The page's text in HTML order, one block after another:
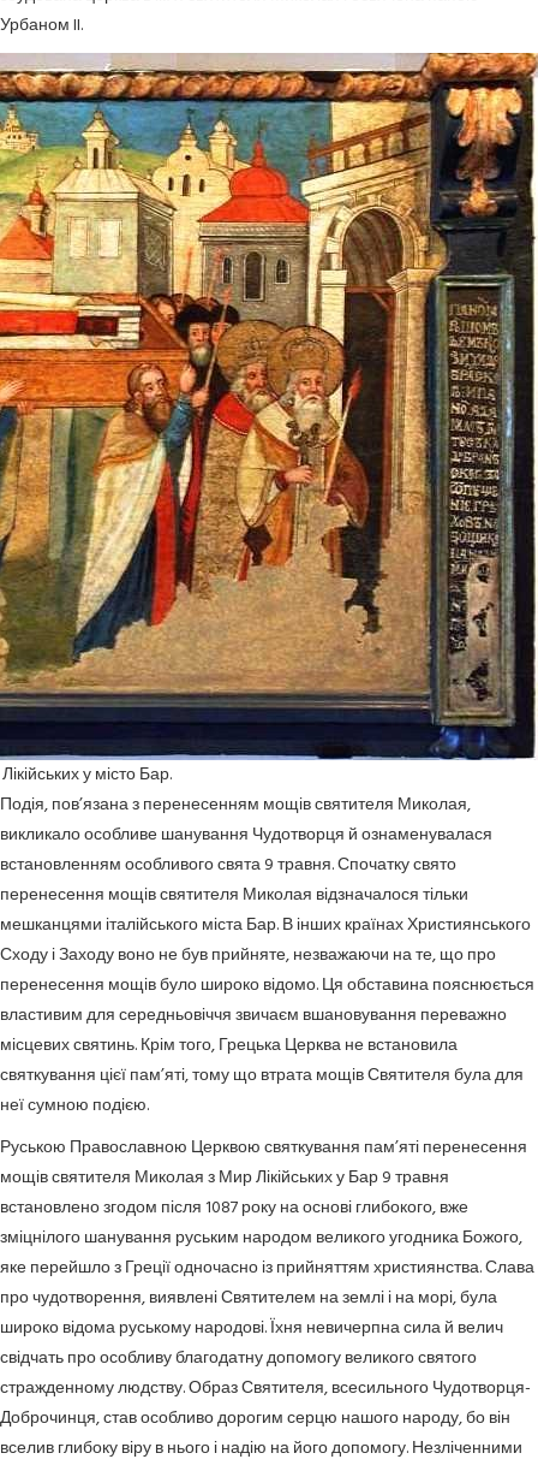
Урбаном II.
у місто Бар.
Подія, пов’язана з перенесенням мощів святителя Миколая,
викликало особливе шанування Чудотворця й ознаменувалася
встановленням особливого свята 9 травня. Спочатку свято
перенесення мощів святителя Миколая відзначалося тільки
мешканцями італійського міста Бар. В інших країнах Християнського
Сходу і Заходу воно не був прийняте, незважаючи на те, що про
перенесення мощів було широко відомо. Ця обставина пояснюється
властивим для середньовіччя звичаєм вшановування переважно
місцевих святинь. Крім того, Грецька Церква не встановила
святкування цієї пам’яті, тому що втрата мощів Святителя була для
неї сумною подією.
Руською Православною Церквою святкування пам’яті перенесення
мощів святителя Миколая з Мир Лікійських у Бар 9 травня
встановлено згодом після 1087 року на основі глибокого, вже
зміцнілого шанування руським народом великого угодника Божого,
яке перейшло з Греції одночасно із прийняттям християнства. Слава
про чудотворення, виявлені Святителем на землі і на морі, була
широко відома руському народові. Їхня невичерпна сила й велич
свідчать про особливу благодатну допомогу великого святого
стражденному людству. Образ Святителя, всесильного Чудотворця-
Доброчинця, став особливо дорогим серцю нашого народу, бо він
вселив глибоку віру в нього і надію на його допомогу. Незліченними